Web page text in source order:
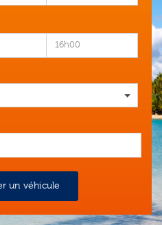
16h00
un véhicule